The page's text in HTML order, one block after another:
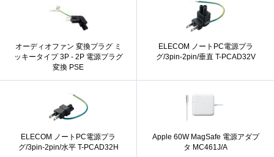
オーディオファン 変換プラグ ミ
ッキータイプ 3P - 2P 電源プラグ
変換 PSE
ELECOM ノートPC電源プラ
グ/3pin-2pin/垂直 T-PCAD32V
ELECOM ノートPC電源プラ
グ/3pin-2pin/水平 T-PCAD32H
Apple 60W MagSafe 電源アダプ
タ MC461J/A